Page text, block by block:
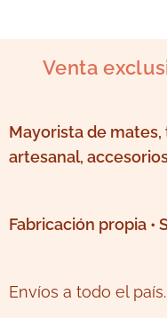
Venta
Mayorista de
artesanal,
Fabricación propia
Envíos a todo el